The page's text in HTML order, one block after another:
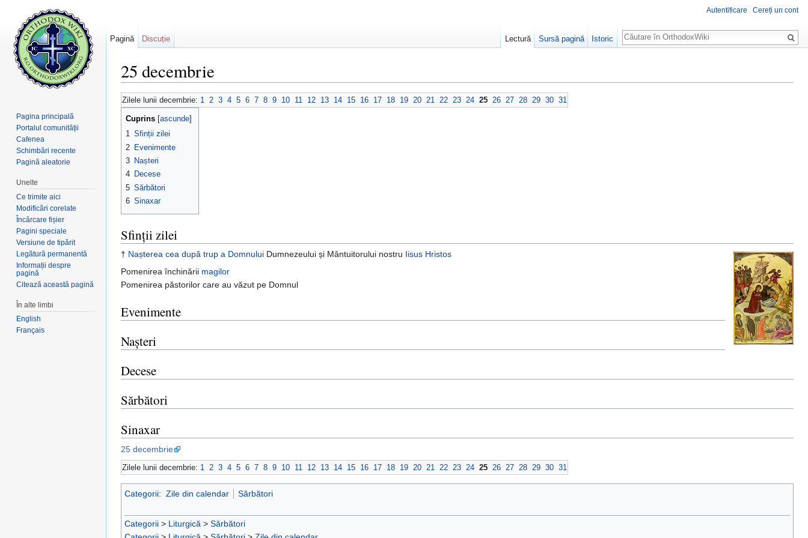
25 decembrie
Zilele lunii decembrie: 1 2 3 4 5 6 7 8 9 10 11 12 13 14 15 16 17 18 19 20 21 22 23 24 25 26 27 28 29 30 31
Cuprins ascunde
1 Sfinții zilei
2 Evenimente
3 Nașteri
4 Decese
5 Sărbători
6 Sinaxar
Sfinții zilei
† Nașterea cea după trup a Domnului Dumnezeului și Mântuitorului nostru Iisus Hristos
Pomenirea închinării magilor
Pomenirea păstorilor care au văzut pe Domnul
Evenimente
Nașteri
Decese
Sărbători
Sinaxar
25 decembrie
Zilele lunii decembrie: 1 2 3 4 5 6 7 8 9 10 11 12 13 14 15 16 17 18 19 20 21 22 23 24 25 26 27 28 29 30 31
Categorii: Zile din calendar Sărbători
Categorii > Liturgică > Sărbători
Autentificare Cereți un cont
Pagină Discuție Lectură Sursă pagină Istoric
Căutare
Pagina principală
Portalul comunității
Cafenea
Schimbări recente
Pagină aleatorie
Unelte
Ce trimite aici
Modificări corelate
Încărcare fișier
Pagini speciale
Versiune de tipărit
Legătură permanentă
Informații despre
pagină
Citează această pagină
În alte limbi
English
Français